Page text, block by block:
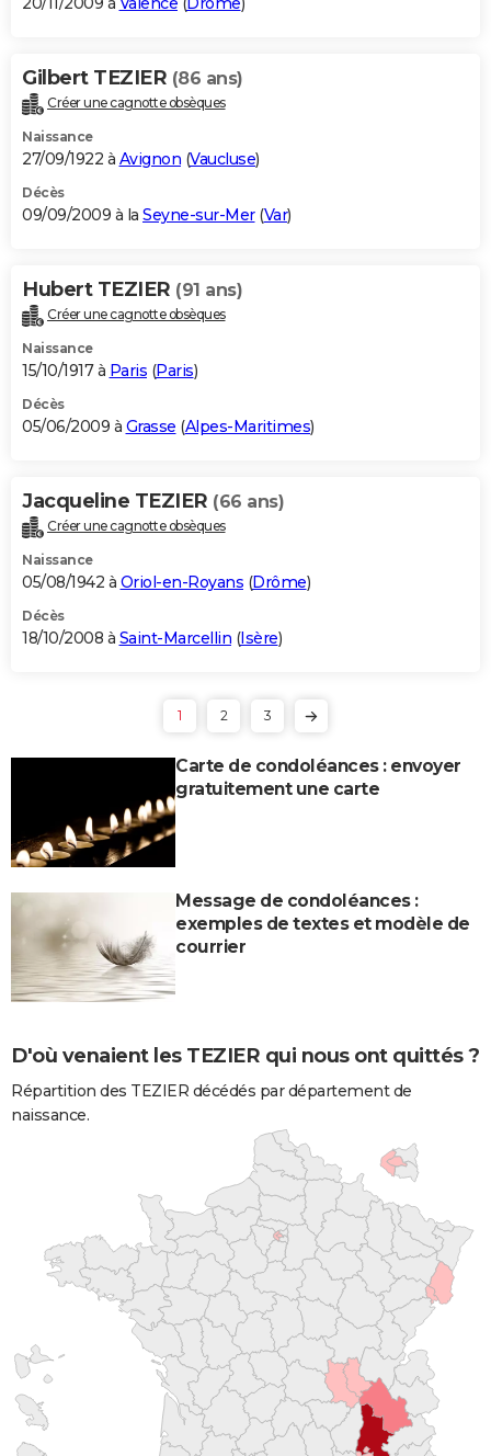
Gilbert TEZIER (86 ans)
Créer une cagnotte obsèques
Naissance
27/09/1922 à Avignon (Vaucluse)
Décès
09/09/2009 à la Seyne-sur-Mer(Var)
Hubert TEZIER (91 ans)
Créer une cagnotte obsèques
Naissance
15/10/1917 à Paris (Paris)
Décès
05/06/2009 à Grasse (Alpes-Maritimes)
Jacqueline TEZIER (66 ans)
Créer une cagnotte obsèques
Naissance
05/08/1942 à Oriol-en-Royans (Drôme)
Décès
18/10/2008 à Saint-Marcellin (Isère)
1 2 3
Carte de condoléances : envoyer
gratuitement une carte
Message de condoléances :
exemples de textes et modèle de
courrier
D'où venaient les TEZIER qui nous ont quittés ?
Répartition des TEZIER décédés par département de
naissance.